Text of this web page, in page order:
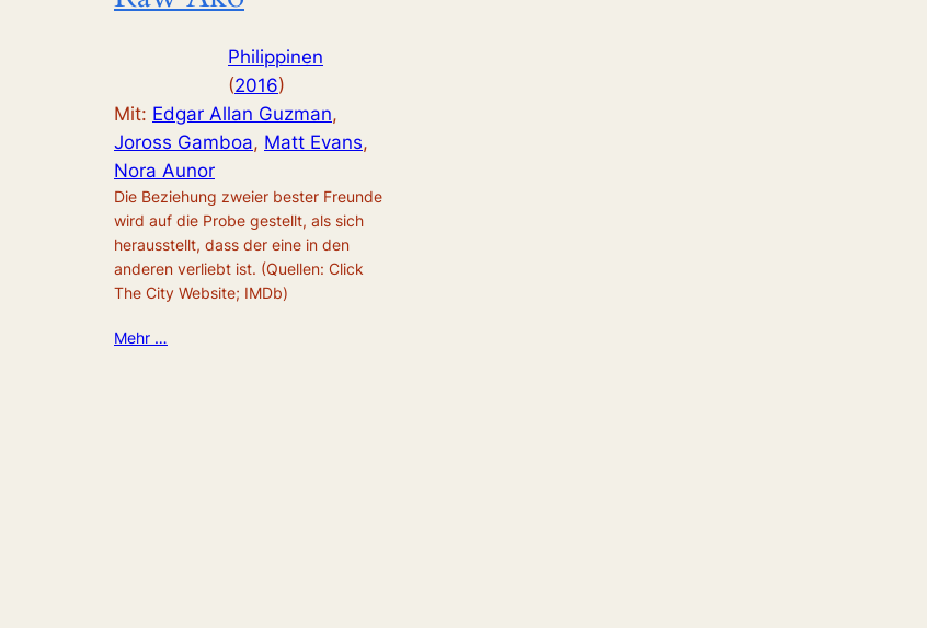
Philippinen
(2016)
Mit: Edgar Allan Guzman
Joross Gamboa, Matt Evans
Nora Aunor
Die Beziehung zweier bester Freunde
wird auf die Probe gestellt, als sich
herausstellt, dass der eine in den
anderen verliebt ist. (Quellen: Click
The City Website; IMDb)
Mehr …